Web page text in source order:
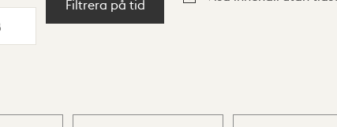
Filtrera på tid